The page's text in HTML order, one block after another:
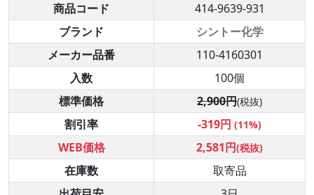
商品コード
414-9639-931
ブランド
シントー化学
メーカー品番
110-4160301
入数
100個
標準価格
2,900円(税抜)
割引率 -319円 (11%)
WEB価格 2,581円(税抜)
在庫数
取寄品